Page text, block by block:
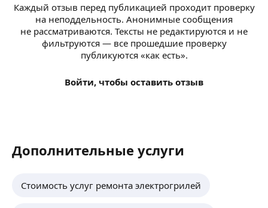
Каждый отзыв перед публикацией проходит проверку
на неподдельность. Анонимные сообщения
не рассматриваются. Тексты не редактируются и не
фильтруются — все прошедшие проверку
публикуются «как есть».
Войти, чтобы оставить отзыв
Дополнительные услуги
Стоимость услуг ремонта электрогрилей